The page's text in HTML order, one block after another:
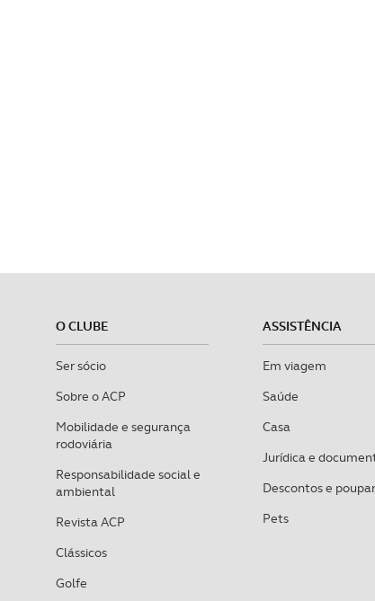
O CLUBE
Ser sócio
Sobre o ACP
Mobilidade e segurança
rodoviária
Responsabilidade social e
ambiental
Revista ACP
Clássicos
Golfe
ASSISTÊNCIA
Em viagem
Saúde
Casa
Jurídica e
Descontos e
Pets